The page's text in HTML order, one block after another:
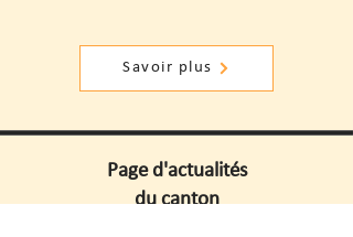
Savoir plus
Page d'actualités
du canton